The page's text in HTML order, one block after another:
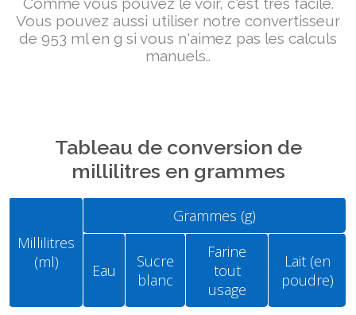
Vous pouvez aussi utiliser notre convertisseur
de 953 ml en g si vous n'aimez pas les calculs
manuels..
Tableau de conversion de
millilitres en grammes
Millilitres
(ml)
Grammes (g)
Eau
Sucre
blanc
Farine
tout
usage
Lait (en
poudre)